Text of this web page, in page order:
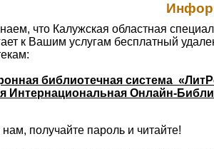
что Калужская областная
к Вашим услугам бесплатный
библиотечная система
Интернациональная Онлайн-
получайте пароль и читайте!